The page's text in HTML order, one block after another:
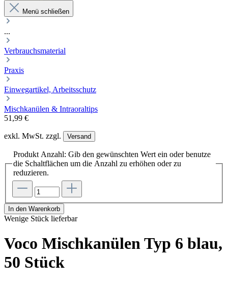
Menü schließen
...
Verbrauchsmaterial
Praxis
Einwegartikel, Arbeitsschutz
Mischkanülen & Intraoraltips
51,99 €
exkl. MwSt. zzgl. Versand
Produkt Anzahl: Gib den gewünschten Wert ein oder benutze
die Schaltflächen um die Anzahl zu erhöhen oder zu
reduzieren.
In den Warenkorb
Wenige Stück lieferbar
Voco Mischkanülen Typ 6 blau,
50 Stück